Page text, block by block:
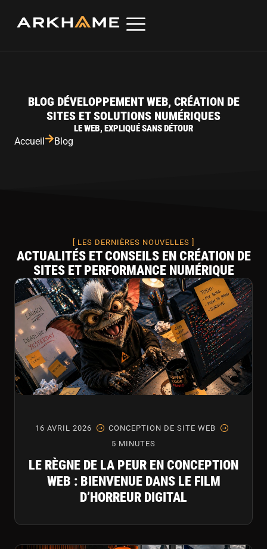
BLOG DÉVELOPPEMENT WEB, CRÉATION DE
SITES ET SOLUTIONS NUMÉRIQUES
LE WEB, EXPLIQUÉ SANS DÉTOUR
Accueil Blog
[ LES DERNIÈRES NOUVELLES ]
ACTUALITÉS ET CONSEILS EN CRÉATION DE
SITES ET PERFORMANCE NUMÉRIQUE
16 AVRIL 2026
CONCEPTION DE SITE WEB
5 MINUTES
LE RÈGNE DE LA PEUR EN CONCEPTION
WEB : BIENVENUE DANS LE FILM
D’HORREUR DIGITAL